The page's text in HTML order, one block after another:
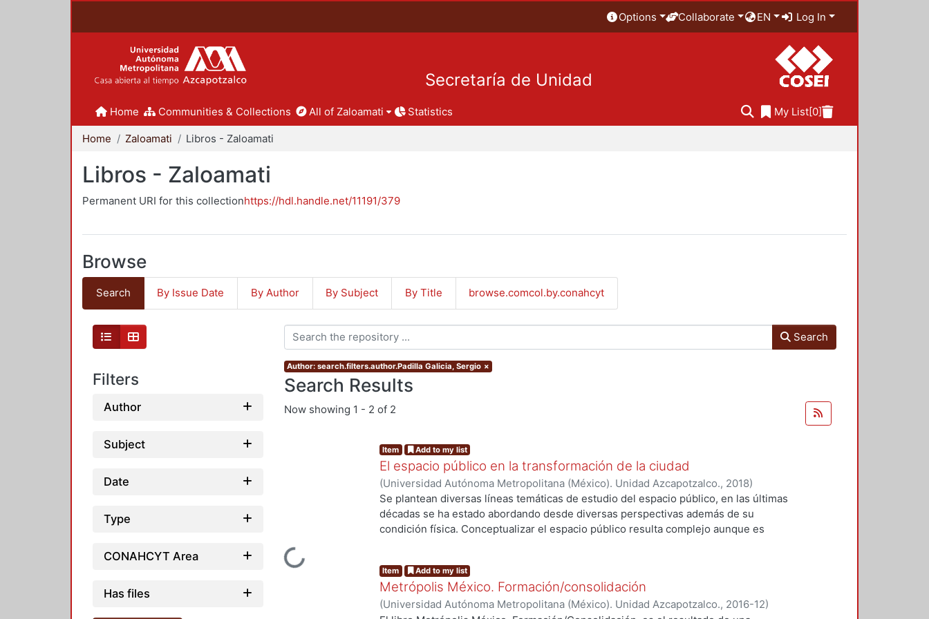
Options Collaborate EN Log In
Secretaría de Unidad
Home Communities & Collections All of Zaloamati Statistics My List[0]
Home Zaloamati Libros - Zaloamati
Libros - Zaloamati
Permanent URI for this collectionhttps://hdl.handle.net/11191/379
Browse
Search By Issue Date By Author By Subject By Title browse.comcol.by.conahcyt
Filters
Author
Subject
Date
Type
CONAHCYT Area
Has files
Search
Author: search.filters.author.Padilla Galicia, Sergio ×
Search Results
Now showing 1 - 2 of 2
Loading...
Item Add to my list
El espacio público en la transformación de la ciudad
(Universidad Autónoma Metropolitana (México). Unidad Azcapotzalco., 2018)
Redondo Gómez, Maruja;Petzold Rodríguez, Astrid; Espinosa Dorantes, Elizabeth,
compiladora;Padilla Galicia, Sergio
Se plantean diversas líneas temáticas de estudio del espacio público, en las últimas
décadas se ha estado abordando desde diversas perspectivas además de su
condición física. Conceptualizar el espacio público resulta complejo aunque es
ingrediente de la estructuración de ideas fundamentales referidas principalmente a
la producción del espacio, ya sea urbano o arquitectónico. Con base a estas
perspectivas los trabajos que se han compilado en esta edición se ubican en cuatro
Item Add to my list
Metrópolis México. Formación/consolidación
(Universidad Autónoma Metropolitana (México). Unidad Azcapotzalco., 2016-12)